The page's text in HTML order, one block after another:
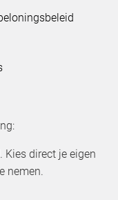
direct je eigen
nemen.